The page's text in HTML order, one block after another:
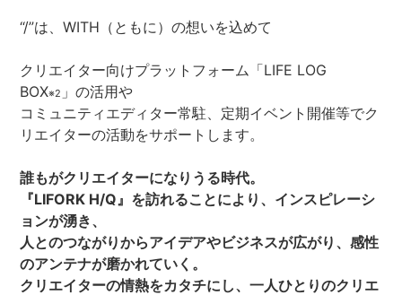
“/”は、WITH（ともに）の想いを込めて
クリエイター向けプラットフォーム「LIFE LOG
BOX※2 」の活用や
コミュニティエディター常駐、定期イベント開催等でク
リエイターの活動をサポートします。
誰もがクリエイターになりうる時代。
『LIFORK H/Q』を訪れることにより、インスピレーシ
ョンが湧き、
人とのつながりからアイデアやビジネスが広がり、感性
のアンテナが磨かれていく。
クリエイターの情熱をカタチにし、一人ひとりのクリエ